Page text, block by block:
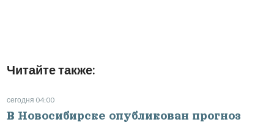
Читайте также:
сегодня 04:00
В Новосибирске опубликован прогноз